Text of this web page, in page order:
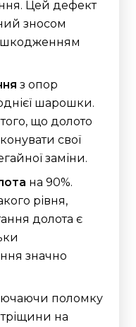
Цей дефект
зносом
з опор
шарошки.
що долото
свої
заміни.
на 90%.
рівня,
долота є
значно
поломку
на